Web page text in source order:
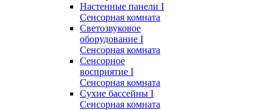
Настенные панели I
Сенсорная комната
Светозвуковое
оборудование I
Сенсорная комната
Сенсорное
восприятие I
Сенсорная комната
Сухие бассейны I
Сенсорная комната